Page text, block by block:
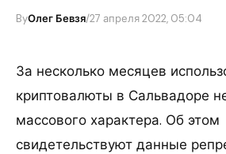
ByОлег Бевзя/27 апреля 2022, 05:04
За несколько месяцев
криптовалюты в Сальвадоре
массового характера. Об этом
свидетельствуют данные